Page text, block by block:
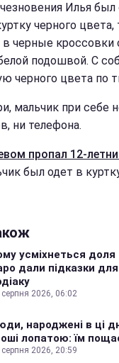
Илья был
черного
черные кроссовки
подошвой. С
черного цвета по
мальчик при себе
ни телефона.
пропал 12-
был одет в
усміхнеться доля
дали підказки для
серпня 2026, 06:02
народжені в ці
лопатою: їм
серпня 2026, 20:59